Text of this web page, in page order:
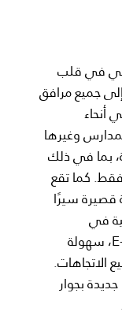
في قلب
جميع مرافق
أنحاء
وغيرها
بما في ذلك
1.5 كيلومتر فقط. كما تقع
سيرًا
في
إسطنبول، الطريقان السريعان E-5 وE-6، سهولة
الاتجاهات.
مترو جديدة بجوار